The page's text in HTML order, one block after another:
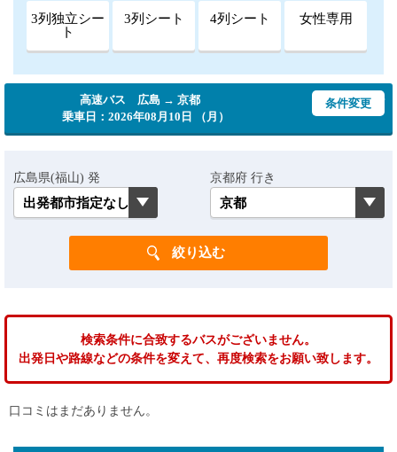
3列独立シー
ト
3列シート 4列シート 女性専用
高速バス 広島 → 京都
乗車日：2026年08月10日 （月）
条件変更
広島県(福山) 発 京都府 行き
検索条件に合致するバスがございません。
出発日や路線などの条件を変えて、再度検索をお願い致します。
口コミはまだありません。